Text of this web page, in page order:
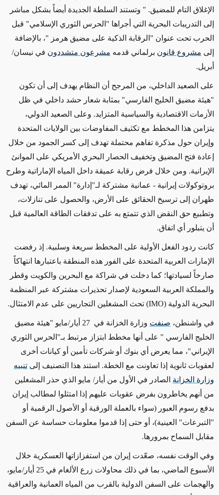
الإغلاق التام للمضيق. " وتستند السلطة الجديدة أيضاً بشكل مباشر
إلى التدريبات البحرية التي أجراها "الحرس الثوري الإسلامي" قبل
الحرب تحت عنوان " الرقابة الذكية على مضيق هرمز "، بالإضافة
إلى مشروع قانون برلماني قدمه مشرعون متشددون في نيسان/
أبريل.
على الصعيد الداخلي، من المرجح أن النظام يهدف إلى أن تكون
"هيئة مضيق الخليج الفارسي" بمثابة شعار حشد داخلي في ظل
الأزمات الاقتصادية والسياسية المتزايد. وعلى الصعيد الدولي،
يتزامن هذا المخطط مع تكثيف المفاوضات بين الولايات المتحدة
وإيران حول مذكرة تفاهم محتملة تهدف إلى كسر الجمود من خلال
إعادة فتح المضيق وتخفيف الحصار البحري الأمريكي على الموانئ
الإيرانية. ومن خلال فرض رقابة عميقة داخل المياه الإماراتية وطرح
بروتوكولات إيرانية - عمانية مشتركة لـ"إدارة" الممر المائي، تهدف
طهران إلى ترسيخ الحقائق على الأرض، والحصول على تنازلات،
وتطبيع حق النقض الذي تتمتع به على تدفقات الطاقة العالمية قبل
أن يتبلور أي اتفاق.
كانت ردود الفعل الأولية على المخطط سريعة وسلبية. إذ رفضت
الإمارات العربية المتحدة على الفور هذه المنطقة باعتبارها انتهاكاً
صارخاً لسيادتها؛ كما دخلت في شراكة مع البحرين والكويت وقطر
والمملكة العربية السعودية لإصدار تحذيرات مشتركة عبر المنظمة
البحرية الدولية (IMO) تحث المشغلين التجاريين على عدم الامتثال.
في واشنطن، صنفت وزارة الخزانة في 27 أيار/مايو "هيئة مضيق
الخليج الفارسي " على أنها مخطط ابتزاز مرتبط بـ" الحرس الثوري
الإيراني"، مما يعرض أي بنوك أو شركات تأمين أو كيانات أخرى
لعقوبات ثانوية إذا تعاونت مع الخطة. استند هذا التصنيف إلى تنبيه
وزارة الخزانة الصادر في الأول من أيار/ مايو الذي حذر المشغلين
من أنهم يخاطرون بفرض عقوبات عليهم إذا امتثلوا لمطالب إيران
بدفع رسوم العبور (سواء بالعملة الورقية أو الأصول الرقمية أو
"التبرعات" العينية)، أو حتى إذا قدموا معلومات حساسة عن السفن
مقابل السماح بمرورها.
وفي الوقت نفسه، صعّدت إيران من استفزازاتها العسكرية خلال
الأسبوع الماضي، بما في ذلك محاولات زرع الألغام في 25 أيار/مايو،
والهجمات على السفن الدولية بالقرب من المياه العمانية والعراقية